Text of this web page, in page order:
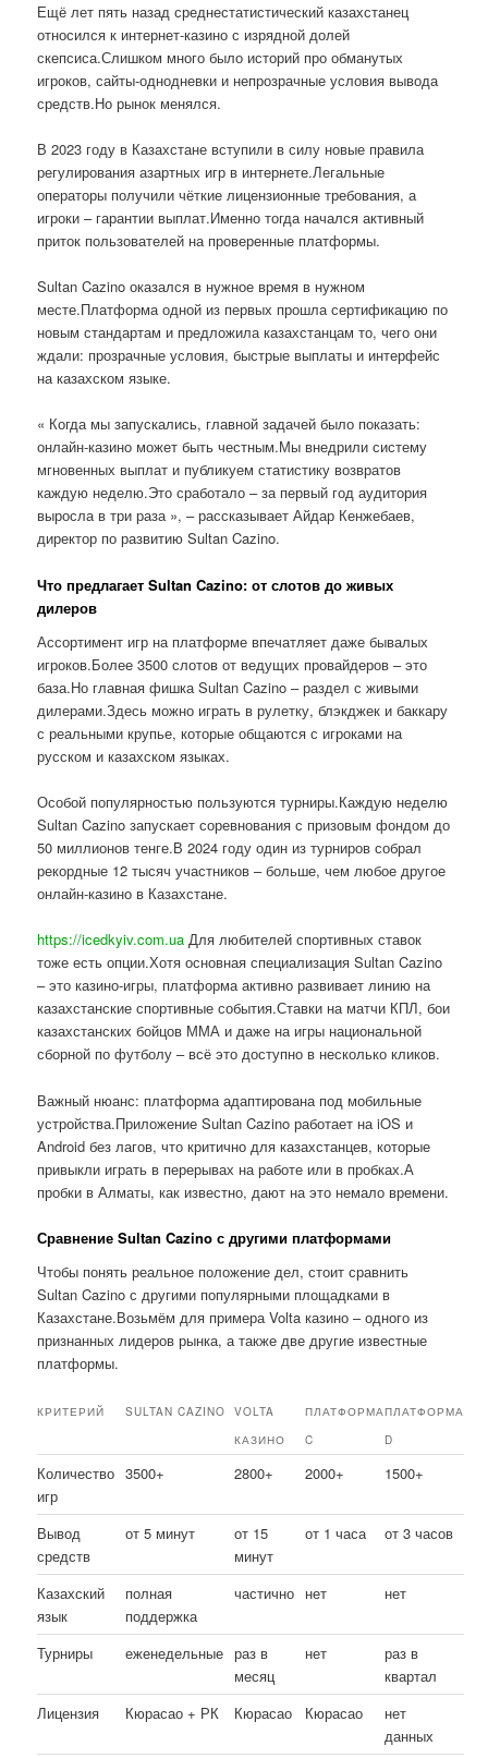
Ещё лет пять назад среднестатистический казахстанец
относился к интернет-казино с изрядной долей
скепсиса.Слишком много было историй про обманутых
игроков, сайты-однодневки и непрозрачные условия вывода
средств.Но рынок менялся.
В 2023 году в Казахстане вступили в силу новые правила
регулирования азартных игр в интернете.Легальные
операторы получили чёткие лицензионные требования, а
игроки – гарантии выплат.Именно тогда начался активный
приток пользователей на проверенные платформы.
Sultan Cazino оказался в нужное время в нужном
месте.Платформа одной из первых прошла сертификацию по
новым стандартам и предложила казахстанцам то, чего они
ждали: прозрачные условия, быстрые выплаты и интерфейс
на казахском языке.
« Когда мы запускались, главной задачей было показать:
онлайн-казино может быть честным.Мы внедрили систему
мгновенных выплат и публикуем статистику возвратов
каждую неделю.Это сработало – за первый год аудитория
выросла в три раза », – рассказывает Айдар Кенжебаев,
директор по развитию Sultan Cazino.
Что предлагает Sultan Cazino: от слотов до живых
дилеров
Ассортимент игр на платформе впечатляет даже бывалых
игроков.Более 3500 слотов от ведущих провайдеров – это
база.Но главная фишка Sultan Cazino – раздел с живыми
дилерами.Здесь можно играть в рулетку, блэкджек и баккару
с реальными крупье, которые общаются с игроками на
русском и казахском языках.
Особой популярностью пользуются турниры.Каждую неделю
Sultan Cazino запускает соревнования с призовым фондом до
50 миллионов тенге.В 2024 году один из турниров собрал
рекордные 12 тысяч участников – больше, чем любое другое
онлайн-казино в Казахстане.
https://icedkyiv.com.ua Для любителей спортивных ставок
тоже есть опции.Хотя основная специализация Sultan Cazino
– это казино-игры, платформа активно развивает линию на
казахстанские спортивные события.Ставки на матчи КПЛ, бои
казахстанских бойцов ММА и даже на игры национальной
сборной по футболу – всё это доступно в несколько кликов.
Важный нюанс: платформа адаптирована под мобильные
устройства.Приложение Sultan Cazino работает на iOS и
Android без лагов, что критично для казахстанцев, которые
привыкли играть в перерывах на работе или в пробках.А
пробки в Алматы, как известно, дают на это немало времени.
Сравнение Sultan Cazino с другими платформами
Чтобы понять реальное положение дел, стоит сравнить
Sultan Cazino с другими популярными площадками в
Казахстане.Возьмём для примера Volta казино – одного из
признанных лидеров рынка, а также две другие известные
платформы.
КРИТЕРИЙ SULTAN CAZINO
VOLTA
КАЗИНО
ПЛАТФОРМА
C
ПЛАТФОРМА
D
Количество
игр
3500+ 2800+ 2000+ 1500+
Вывод
средств
от 5 минут
от 15
минут
от 1 часа от 3 часов
Казахский
язык
полная
поддержка
частично нет нет
Турниры еженедельные раз в
месяц
нет
раз в
квартал
Лицензия
Кюрасао + РК Кюрасао Кюрасао
нет
данных